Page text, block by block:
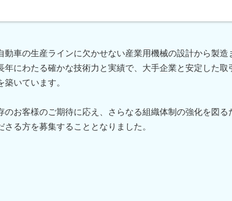
動車の生産ラインに欠かせない産業用機械の設計から製造
年にわたる確かな技術力と実績で、大手企業と安定した取
築いています。
のお客様のご期待に応え、さらなる組織体制の強化を図る
さる方を募集することとなりました。